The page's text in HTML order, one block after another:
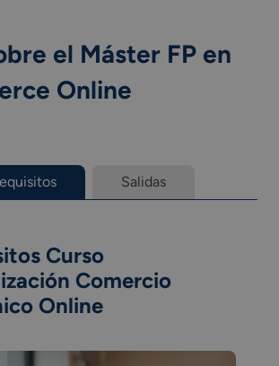
el Máster FP en
Online
Salidas
Curso
Comercio
Online